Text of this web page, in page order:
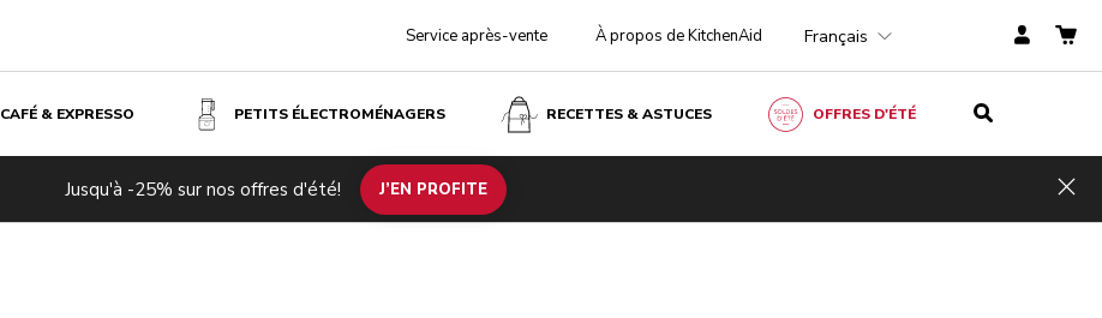
Service après-vente À propos de KitchenAid Français
CAFÉ & EXPRESSO PETITS ÉLECTROMÉNAGERS RECETTES & ASTUCES OFFRES D'ÉTÉ
Jusqu'à -25% sur nos offres d'été! J’EN PROFITE